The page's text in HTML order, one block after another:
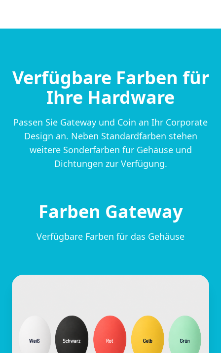
Verfügbare Farben für
Ihre Hardware
Passen Sie Gateway und Coin an Ihr Corporate
Design an. Neben Standardfarben stehen
weitere Sonderfarben für Gehäuse und
Dichtungen zur Verfügung.
Farben Gateway
Verfügbare Farben für das Gehäuse